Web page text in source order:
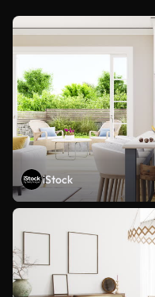
iStock